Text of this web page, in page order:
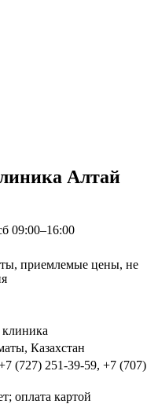
Алтай
09:00–16:00
приемлемые цены, не
клиника
Казахстан
(727) 251-39-59, +7 (707)
оплата картой